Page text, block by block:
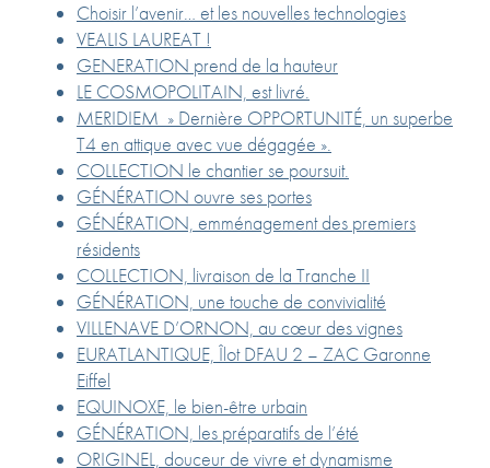
Choisir l’avenir… et les nouvelles technologies
VEALIS LAUREAT !
GENERATION prend de la hauteur
LE COSMOPOLITAIN, est livré.
MERIDIEM » Dernière OPPORTUNITÉ, un superbe
T4 en attique avec vue dégagée ».
COLLECTION le chantier se poursuit.
GÉNÉRATION ouvre ses portes
GÉNÉRATION, emménagement des premiers
résidents
COLLECTION, livraison de la Tranche II
GÉNÉRATION, une touche de convivialité
VILLENAVE D’ORNON, au cœur des vignes
EURATLANTIQUE, Îlot DFAU 2 – ZAC Garonne
Eiffel
EQUINOXE, le bien-être urbain
GÉNÉRATION, les préparatifs de l’été
ORIGINEL, douceur de vivre et dynamisme